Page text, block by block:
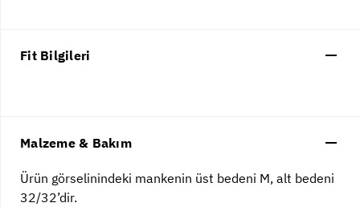
Fit Bilgileri
Malzeme & Bakım
Ürün görselinindeki mankenin üst bedeni M, alt bedeni
32/32’dir.